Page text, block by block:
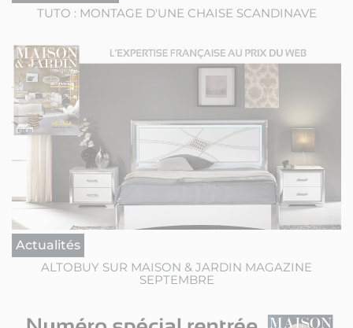
TUTO : MONTAGE D'UNE CHAISE SCANDINAVE
Actualités
ALTOBUY SUR MAISON & JARDIN MAGAZINE
SEPTEMBRE